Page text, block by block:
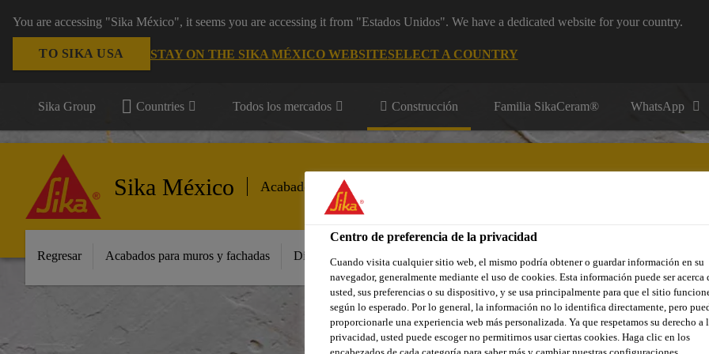
You are accessing "Sika México", it seems you are accessing it from "Estados Unidos". We have a dedicated website for your country.
TO SIKA USA STAY ON THE SIKA MÉXICO WEBSITESELECT A COUNTRY
Sika Group Countries Todos los mercados Construcción Familia SikaCeram® WhatsApp
Sika México Acabados
Regresar Acabados para muros y fachadas Distribuidores y Aplicadores Contacto
Centro de preferencia de la privacidad
Cuando visita cualquier sitio web, el mismo podría obtener o guardar información en su
navegador, generalmente mediante el uso de cookies. Esta información puede ser acerca
usted, sus preferencias o su dispositivo, y se usa principalmente para que el sitio
según lo esperado. Por lo general, la información no lo identifica directamente, pero
proporcionarle una experiencia web más personalizada. Ya que respetamos su derecho a
privacidad, usted puede escoger no permitirnos usar ciertas cookies. Haga clic en los